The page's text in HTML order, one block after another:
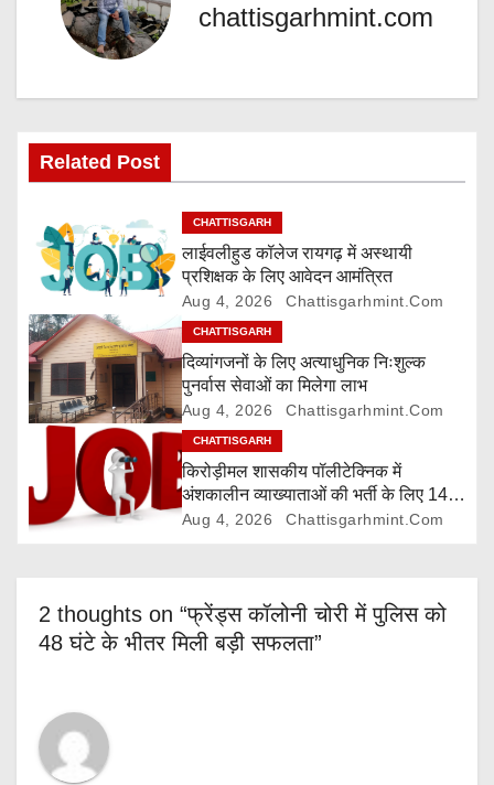
i
g
a
t
i
o
n
chattisgarhmint.com
Related Post
CHATTISGARH
लाईवलीहुड कॉलेज रायगढ़ में अस्थायी
प्रशिक्षक के लिए आवेदन आमंत्रित
Aug 4, 2026 Chattisgarhmint.com
CHATTISGARH
दिव्यांगजनों के लिए अत्याधुनिक निःशुल्क
पुनर्वास सेवाओं का मिलेगा लाभ
Aug 4, 2026 Chattisgarhmint.com
CHATTISGARH
किरोड़ीमल शासकीय पॉलीटेक्निक में
अंशकालीन व्याख्याताओं की भर्ती के लिए 14
अगस्त तक आवेदन आमंत्रित
Aug 4, 2026 Chattisgarhmint.com
2 thoughts on “फ्रेंड्स कॉलोनी चोरी में पुलिस को
48 घंटे के भीतर मिली बड़ी सफलता”